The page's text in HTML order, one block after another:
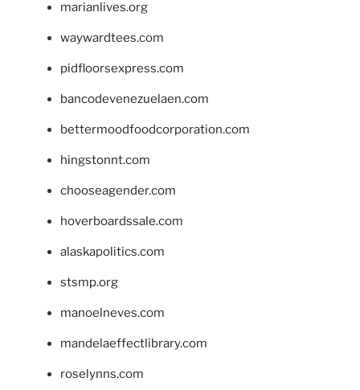
marianlives.org
waywardtees.com
pidfloorsexpress.com
bancodevenezuelaen.com
bettermoodfoodcorporation.com
hingstonnt.com
chooseagender.com
hoverboardssale.com
alaskapolitics.com
stsmp.org
manoelneves.com
mandelaeffectlibrary.com
roselynns.com